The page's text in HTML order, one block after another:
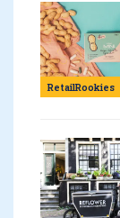
RetailRookies